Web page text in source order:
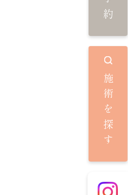
施術を探す